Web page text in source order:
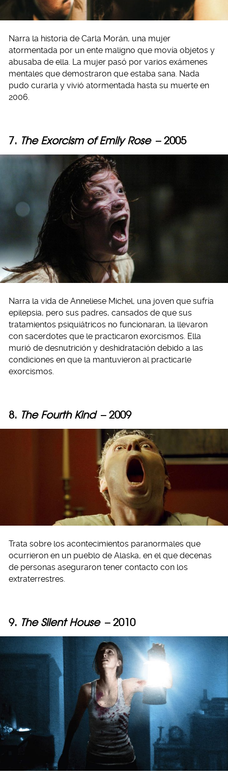
Narra la historia de Carla Morán, una mujer
atormentada por un ente maligno que movía objetos y
abusaba de ella. La mujer pasó por varios exámenes
mentales que demostraron que estaba sana. Nada
pudo curarla y vivió atormentada hasta su muerte en
2006.
7. The Exorcism of Emily Rose – 2005
Narra la vida de Anneliese Michel, una joven que sufría
epilepsia, pero sus padres, cansados de que sus
tratamientos psiquiátricos no funcionaran, la llevaron
con sacerdotes que le practicaron exorcismos. Ella
murió de desnutrición y deshidratación debido a las
condiciones en que la mantuvieron al practicarle
exorcismos.
8. The Fourth Kind – 2009
Trata sobre los acontecimientos paranormales que
ocurrieron en un pueblo de Alaska, en el que decenas
de personas aseguraron tener contacto con los
extraterrestres.
9. The Silent House – 2010